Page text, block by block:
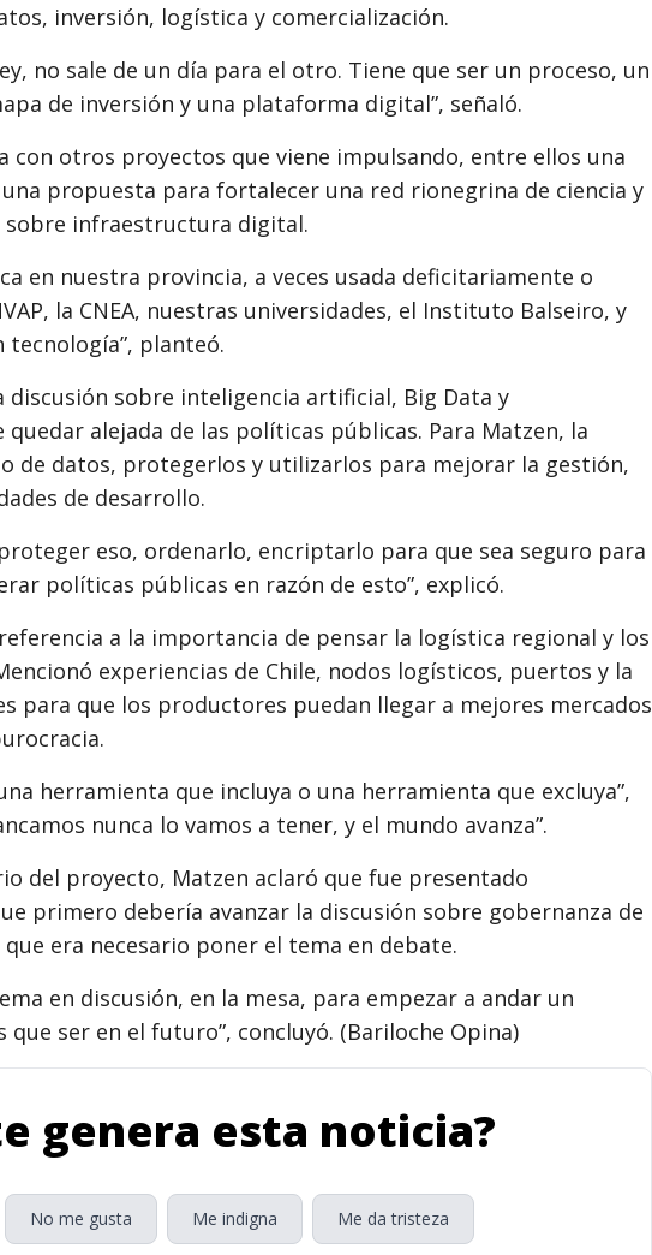
inversión, logística y comercialización.
no sale de un día para el otro. Tiene que ser un proceso, un
de inversión y una plataforma digital”, señaló.
con otros proyectos que viene impulsando, entre ellos una
propuesta para fortalecer una red rionegrina de ciencia y
sobre infraestructura digital.
en nuestra provincia, a veces usada deficitariamente o
la CNEA, nuestras universidades, el Instituto Balseiro, y
tecnología”, planteó.
discusión sobre inteligencia artificial, Big Data y
alejada de las políticas públicas. Para Matzen, la
de datos, protegerlos y utilizarlos para mejorar la gestión,
de desarrollo.
eso, ordenarlo, encriptarlo para que sea seguro para
políticas públicas en razón de esto”, explicó.
a la importancia de pensar la logística regional y los
experiencias de Chile, nodos logísticos, puertos y la
para que los productores puedan llegar a mejores mercados
herramienta que incluya o una herramienta que excluya”,
nunca lo vamos a tener, y el mundo avanza”.
del proyecto, Matzen aclaró que fue presentado
primero debería avanzar la discusión sobre gobernanza de
era necesario poner el tema en debate.
en discusión, en la mesa, para empezar a andar un
ser en el futuro”, concluyó. (Bariloche Opina)
genera esta noticia?
No me gusta Me indigna Me da tristeza